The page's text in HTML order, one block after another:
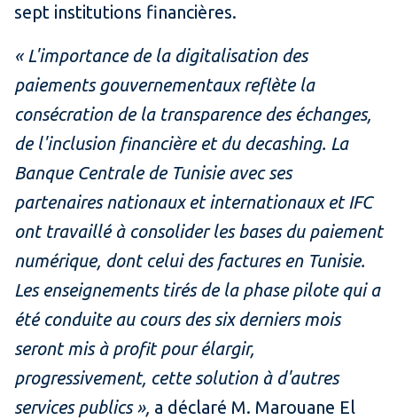
sept institutions financières.
« L'importance de la digitalisation des
paiements gouvernementaux reflète la
consécration de la transparence des échanges,
de l'inclusion financière et du decashing. La
Banque Centrale de Tunisie avec ses
partenaires nationaux et internationaux et IFC
ont travaillé à consolider les bases du paiement
numérique, dont celui des factures en Tunisie.
Les enseignements tirés de la phase pilote qui a
été conduite au cours des six derniers mois
seront mis à profit pour élargir,
progressivement, cette solution à d'autres
services publics », a déclaré M. Marouane El